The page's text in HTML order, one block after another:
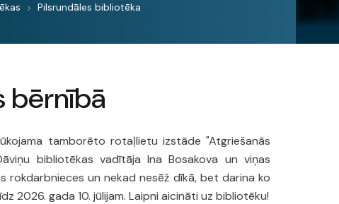
Pilsrundāles bibliotēka
bērnībā
tamborēto rotaļlietu izstāde "Atgriešanās
bibliotēkas vadītāja Ina Bosakova un viņas
rokdarbnieces un nekad nesēž dīkā, bet darina ko
2026. gada 10. jūlijam. Laipni aicināti uz bibliotēku!